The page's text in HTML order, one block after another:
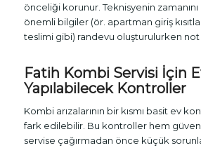
önceliği korunur. Teknisyenin
önemli bilgiler (ör. apartman giriş
teslimi gibi) randevu oluşturulurken
Fatih Kombi Servisi İçin
Yapılabilecek Kontroller
Kombi arızalarının bir kısmı basit ev
fark edilebilir. Bu kontroller hem
servise çağırmadan önce küçük